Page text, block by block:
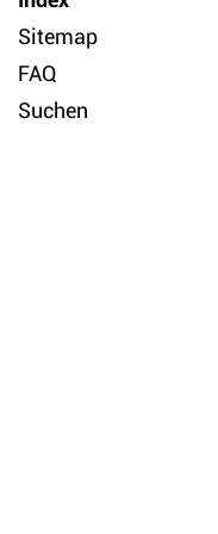
Sitemap
FAQ
Suchen